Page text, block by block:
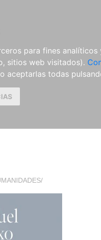
para fines
sitios web visitados).
aceptarlas todas
/